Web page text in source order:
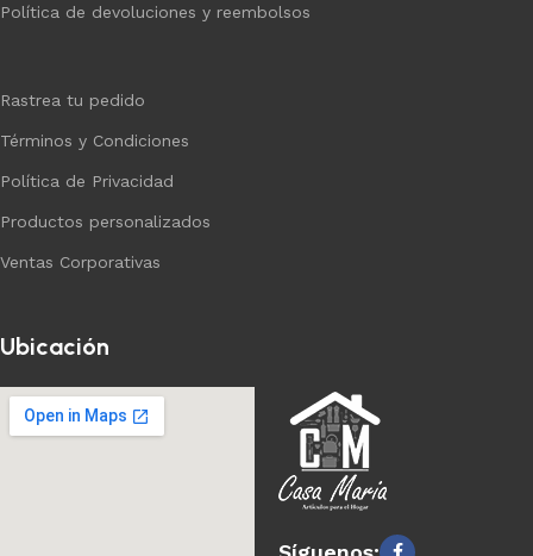
Política de devoluciones y reembolsos
Rastrea tu pedido
Términos y Condiciones
Política de Privacidad
Productos personalizados
Ventas Corporativas
Ubicación